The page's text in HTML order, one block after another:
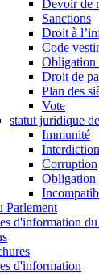
Devoir de
Sanctions
Droit à
Code
Obligation
Droit de
Plan des
Vote
statut juridique
Immunité
Corruption
Obligation
Parlement
d'information
d'information